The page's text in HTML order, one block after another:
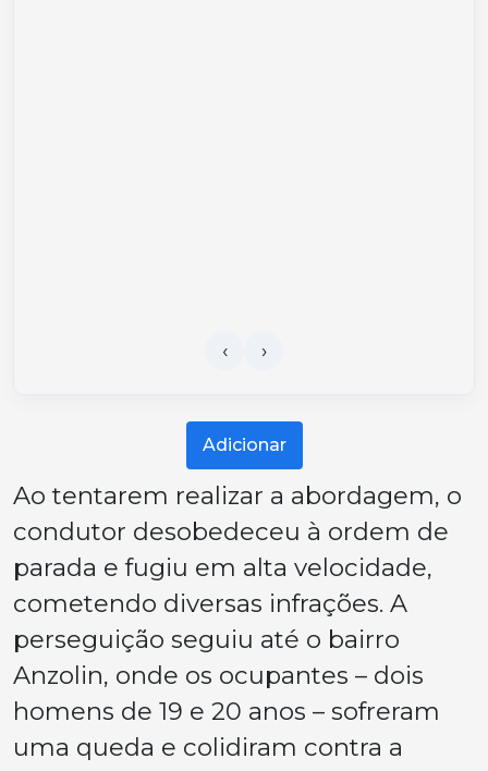
Adicionar
Ao tentarem realizar a abordagem, o
condutor desobedeceu à ordem de
parada e fugiu em alta velocidade,
cometendo diversas infrações. A
perseguição seguiu até o bairro
Anzolin, onde os ocupantes – dois
homens de 19 e 20 anos – sofreram
uma queda e colidiram contra a